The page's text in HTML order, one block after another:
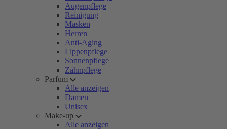
Augenpflege
Reinigung
Masken
Herren
Anti-Aging
Lippenpflege
Sonnenpflege
Zahnpflege
Parfum
Alle anzeigen
Damen
Unisex
Make-up
Alle anzeigen